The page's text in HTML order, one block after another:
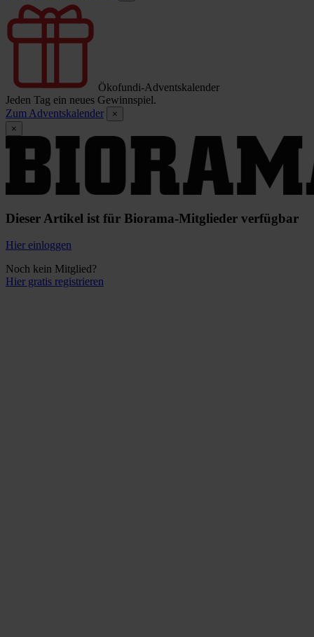
Ökofundi-Adventskalender
Jeden Tag ein neues Gewinnspiel.
Zum Adventskalender
×
×
Dieser Artikel ist für Biorama-Mitglieder verfügbar
Hier einloggen
Noch kein Mitglied?
Hier gratis registrieren